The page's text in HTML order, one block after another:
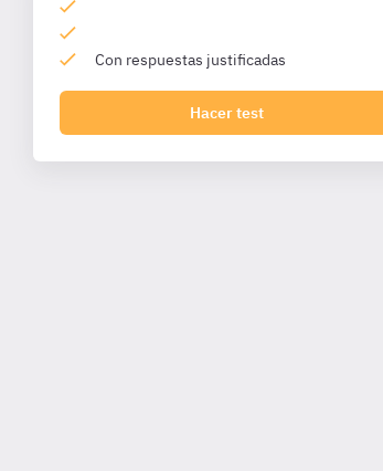
Con respuestas justificadas
Hacer test